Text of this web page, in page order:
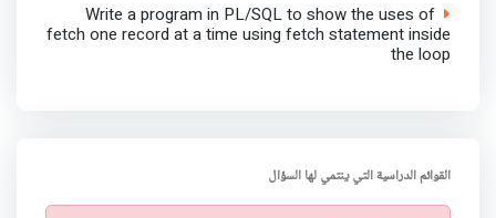
Write a program in PL/SQL to show the uses of
fetch one record at a time using fetch statement inside
the loop
القوائم الدراسية التي ينتمي لها السؤال